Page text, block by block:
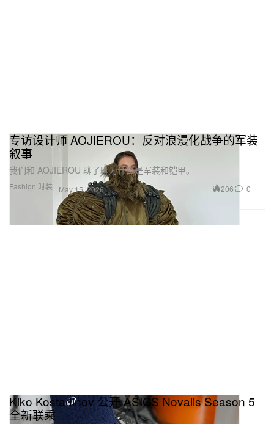
Fashion 时装
专访设计师 AOJIEROU：反对浪漫化战争的军装
叙事
我们和 AOJIEROU 聊了聊为什么是军装和铠甲。
May 15, 2026 206 0
Kiko Kostadinov 公开 ASICS Novalis Season 5
全新联乘